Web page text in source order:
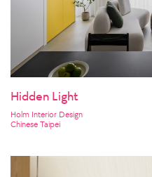
Hidden Light
Holm Interior Design
Chinese Taipei